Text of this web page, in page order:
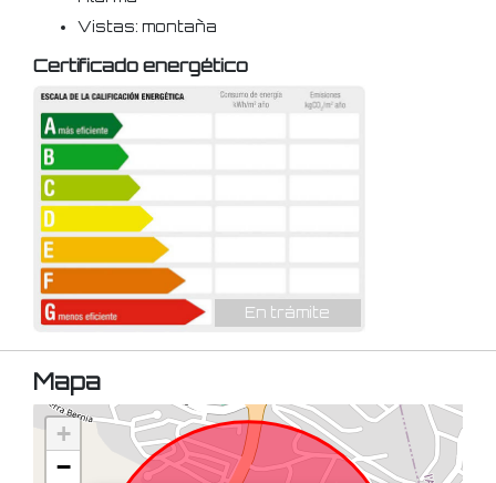
Vistas: montaña
Certificado energético
En trámite
Mapa
+
−